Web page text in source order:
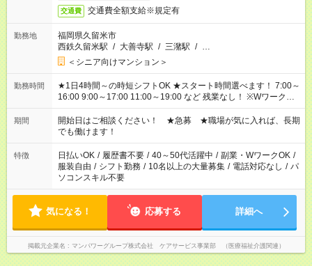
交通費 交通費全額支給※規定有
勤務地
福岡県久留米市
西鉄久留米駅 / 大善寺駅 / 三潴駅 / …
＜シニア向けマンション＞
勤務時間
★1日4時間～の時短シフトOK ★スタート時間選べます！ 7:00～
16:00 9:00～17:00 11:00～19:00 など 残業なし！ ※Wワークの
場合、他のお仕事と合わせ週40時間超の就業はご案内できませ
ん ※法令に基づき、週20時間以上勤務は社会保険への加入対象
となります ※労働者派遣法（日雇い派遣の原則禁止）により、
短時間・短期間の就業はご案内が難しい場合があります
期間
開始日はご相談ください！ ★急募 ★職場が気に入れば、長期
でも働けます！
特徴 日払いOK / 履歴書不要 / 40～50代活躍中 / 副業・WワークOK /
服装自由 / シフト勤務 / 10名以上の大量募集 / 電話対応なし / パ
ソコンスキル不要
気になる！ 応募する 詳細へ
掲載元企業名 マンパワーグループ株式会社 ケアサービス事業部 （医療福祉介護関連）